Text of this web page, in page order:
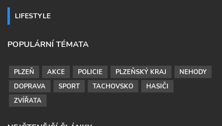
LIFESTYLE
POPULÁRNÍ TÉMATA
PLZEŇ AKCE POLICIE PLZEŇSKÝ KRAJ
NEHODY
DOPRAVA
SPORT TACHOVSKO
HASIČI
ZVÍŘATA